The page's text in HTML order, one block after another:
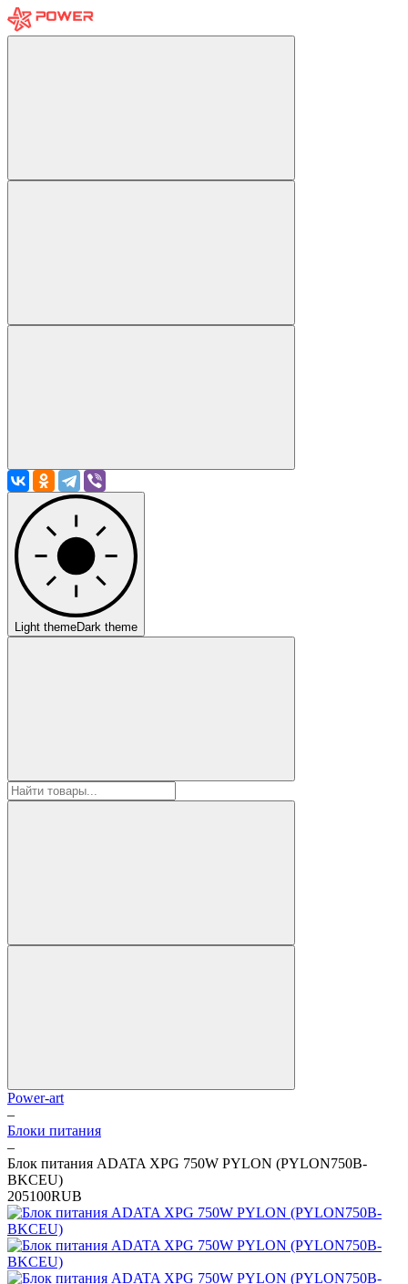
Light themeDark theme
Power-art
–
Блоки питания
–
Блок питания ADATA XPG 750W PYLON (PYLON750B-
BKCEU)
205100RUB